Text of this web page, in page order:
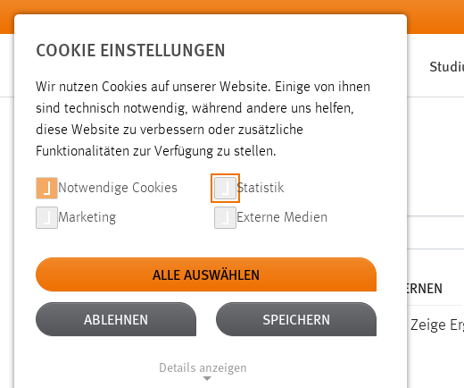
Zum Hauptinhalt springen
SUCHE
Aktive Filter: ALTER: ÜBER EIN JAHR ALLE FILTER ENTFERNEN
Gesucht nach "raum". Es wurden 1860 Ergebnisse gefunden. Zeige
COOKIE EINSTELLUNGEN
Wir nutzen Cookies auf unserer Website. Einige von ihnen
sind technisch notwendig, während andere uns helfen,
diese Website zu verbessern oder zusätzliche
Funktionalitäten zur Verfügung zu stellen.
Notwendige Cookies Statistik
Marketing Externe Medien
ALLE AUSWÄHLEN
ABLEHNEN SPEICHERN
Details anzeigen